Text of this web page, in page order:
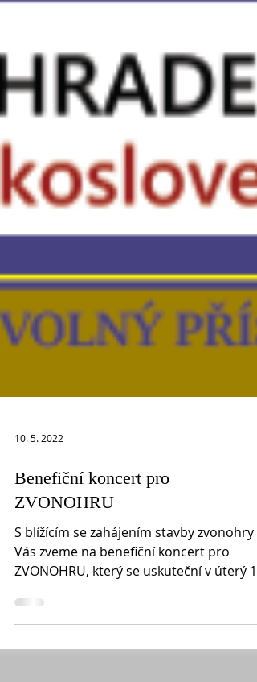
10. 5. 2022
Benefiční koncert pro
ZVONOHRU
Vás zveme na benefiční koncert pro
ZVONOHRU, který se uskuteční v úterý
května 2022 od 19...